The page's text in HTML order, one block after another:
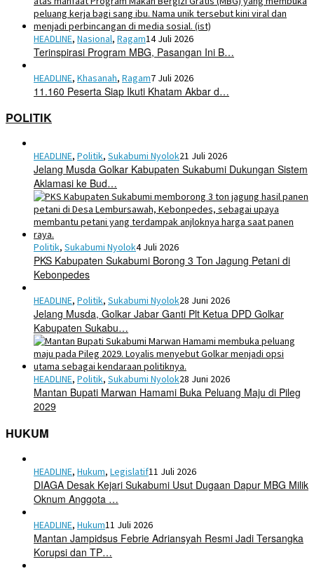
HEADLINE, Nasional, Ragam14 Juli 2026
Terinspirasi Program MBG, Pasangan Ini B…
HEADLINE, Khasanah, Ragam7 Juli 2026
11.160 Peserta Siap Ikuti Khatam Akbar d…
POLITIK
HEADLINE, Politik, Sukabumi Nyolok21 Juli 2026
Jelang Musda Golkar Kabupaten Sukabumi Dukungan Sistem
Aklamasi ke Bud…
Politik, Sukabumi Nyolok4 Juli 2026
PKS Kabupaten Sukabumi Borong 3 Ton Jagung Petani di
Kebonpedes
HEADLINE, Politik, Sukabumi Nyolok28 Juni 2026
Jelang Musda, Golkar Jabar Ganti Plt Ketua DPD Golkar
Kabupaten Sukabu…
HEADLINE, Politik, Sukabumi Nyolok28 Juni 2026
Mantan Bupati Marwan Hamami Buka Peluang Maju di Pileg
2029
HUKUM
HEADLINE, Hukum, Legislatif11 Juli 2026
DIAGA Desak Kejari Sukabumi Usut Dugaan Dapur MBG Milik
Oknum Anggota …
HEADLINE, Hukum11 Juli 2026
Mantan Jampidsus Febrie Adriansyah Resmi Jadi Tersangka
Korupsi dan TP…